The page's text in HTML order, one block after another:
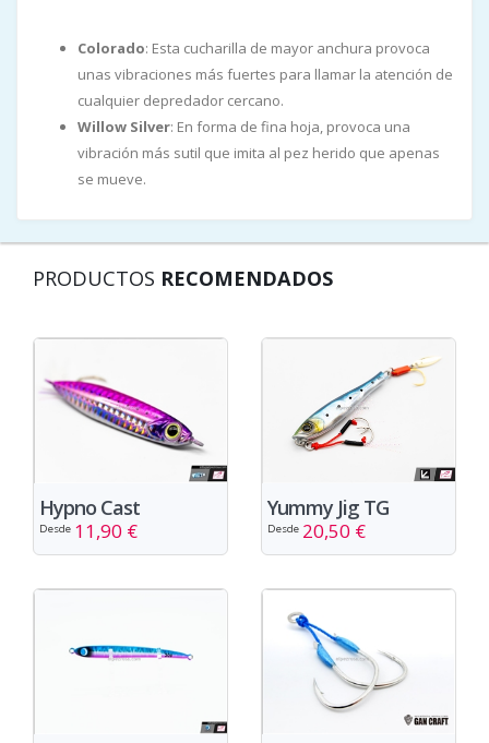
Colorado: Esta cucharilla de mayor anchura provoca
unas vibraciones más fuertes para llamar la atención de
cualquier depredador cercano.
Willow Silver: En forma de fina hoja, provoca una
vibración más sutil que imita al pez herido que apenas
se mueve.
PRODUCTOS RECOMENDADOS
Hypno Cast
Desde 11,90 €
Yummy Jig TG
Desde 20,50 €